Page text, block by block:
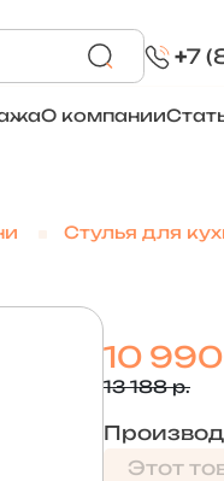
+7
О компании
Стулья для
10
13 188 р.
Этот